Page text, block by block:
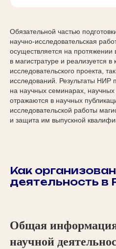
Обязательной частью
научно-исследовательская
осуществляется на протяжении
в магистратуре и реализуется
исследовательского проекта,
исследований. Результаты НИР
на научных семинарах,
отражаются в научных
исследовательской работы
и защита им выпускной
Как
деятельность в
Общая
научной